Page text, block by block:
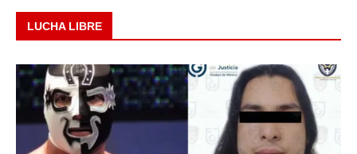
LUCHA LIBRE